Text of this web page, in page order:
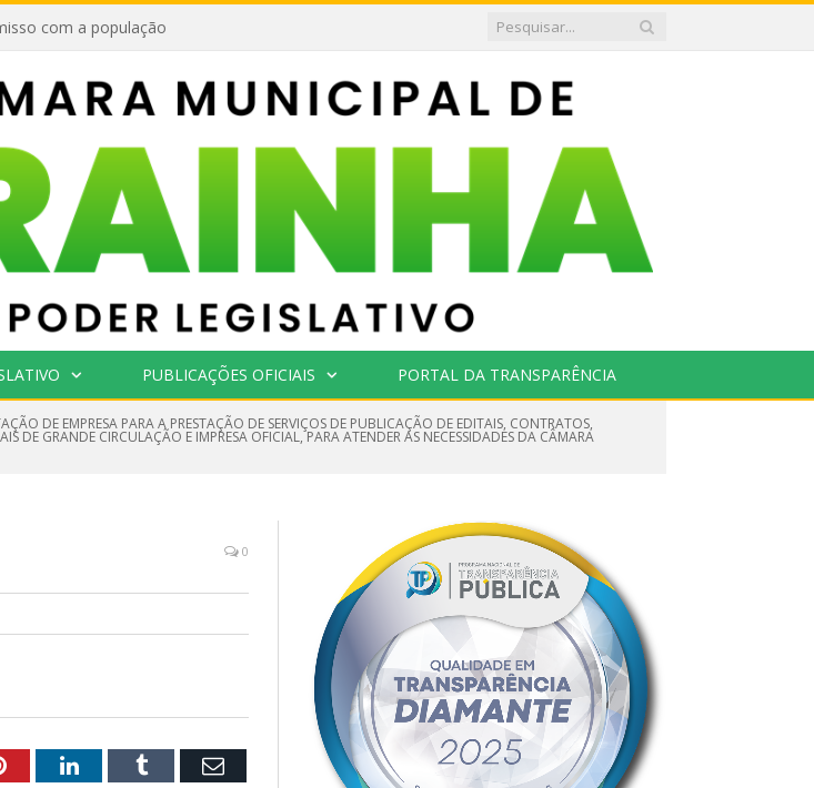
com a população
PUBLICAÇÕES OFICIAIS PORTAL DA TRANSPARÊNCIA
DE EMPRESA PARA A PRESTAÇÃO DE SERVIÇOS DE PUBLICAÇÃO DE EDITAIS, CONTRATOS,
DE GRANDE CIRCULAÇÃO E IMPRESA OFICIAL, PARA ATENDER AS NECESSIDADES DA CÂMARA
0
PinterestLinkedInTumblr Email